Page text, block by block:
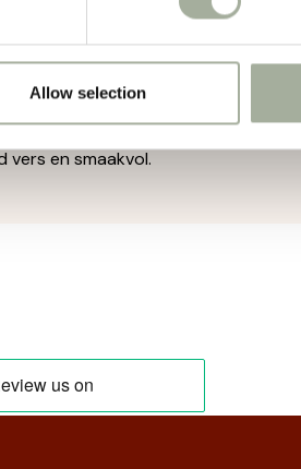
Allow selection
tussendoortje.
300 gram
vers en smaakvol.